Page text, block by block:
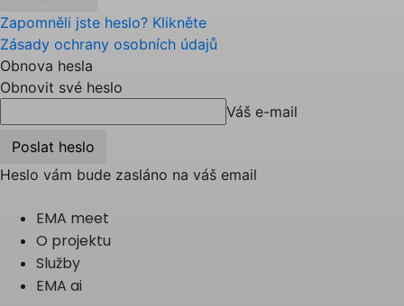
Zapomněli jste heslo? Klikněte
Zásady ochrany osobních údajů
Obnova hesla
Obnovit své heslo
Váš e-mail
Heslo vám bude zasláno na váš email
EMA meet
O projektu
Služby
EMA ai